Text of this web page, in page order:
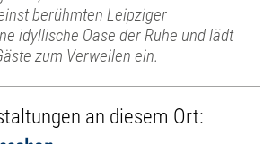
berühmten Leipziger
idyllische Oase der Ruhe und lädt
zum Verweilen ein.
an diesem Ort: